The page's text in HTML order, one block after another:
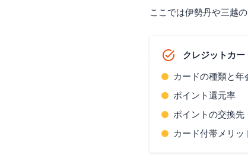
エムアイカード
このような人
伊勢丹や三越で
年会費を払いた
まとめ
ここでは伊勢丹や三越
クレジットカ
カードの種類と年
ポイント還元率
ポイントの交換先
カード付帯メリッ